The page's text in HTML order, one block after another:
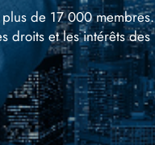
de 17 000 membres.
droits et les intérêts des